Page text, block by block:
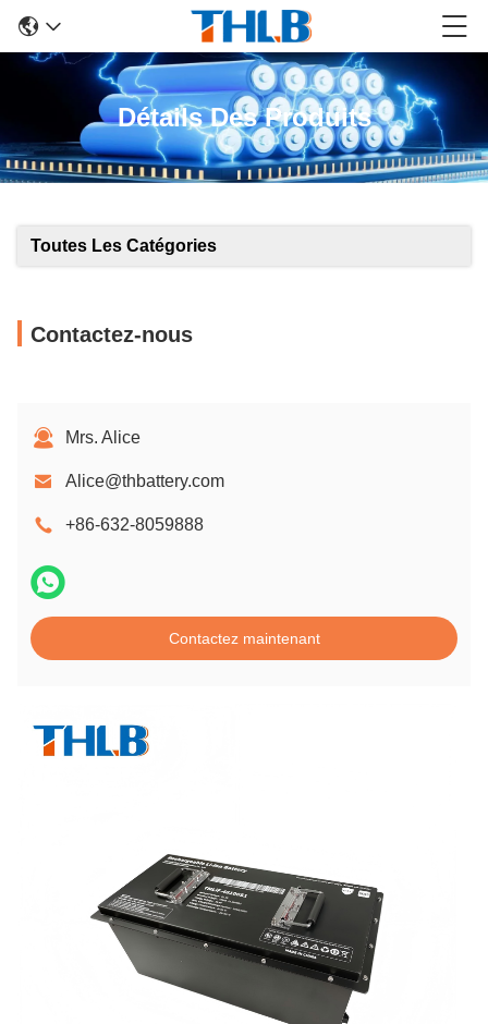
Détails Des Produits
Toutes Les Catégories
Contactez-nous
Mrs. Alice
Alice@thbattery.com
+86-632-8059888
Contactez maintenant